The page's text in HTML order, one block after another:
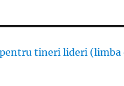
tineri lideri (limba